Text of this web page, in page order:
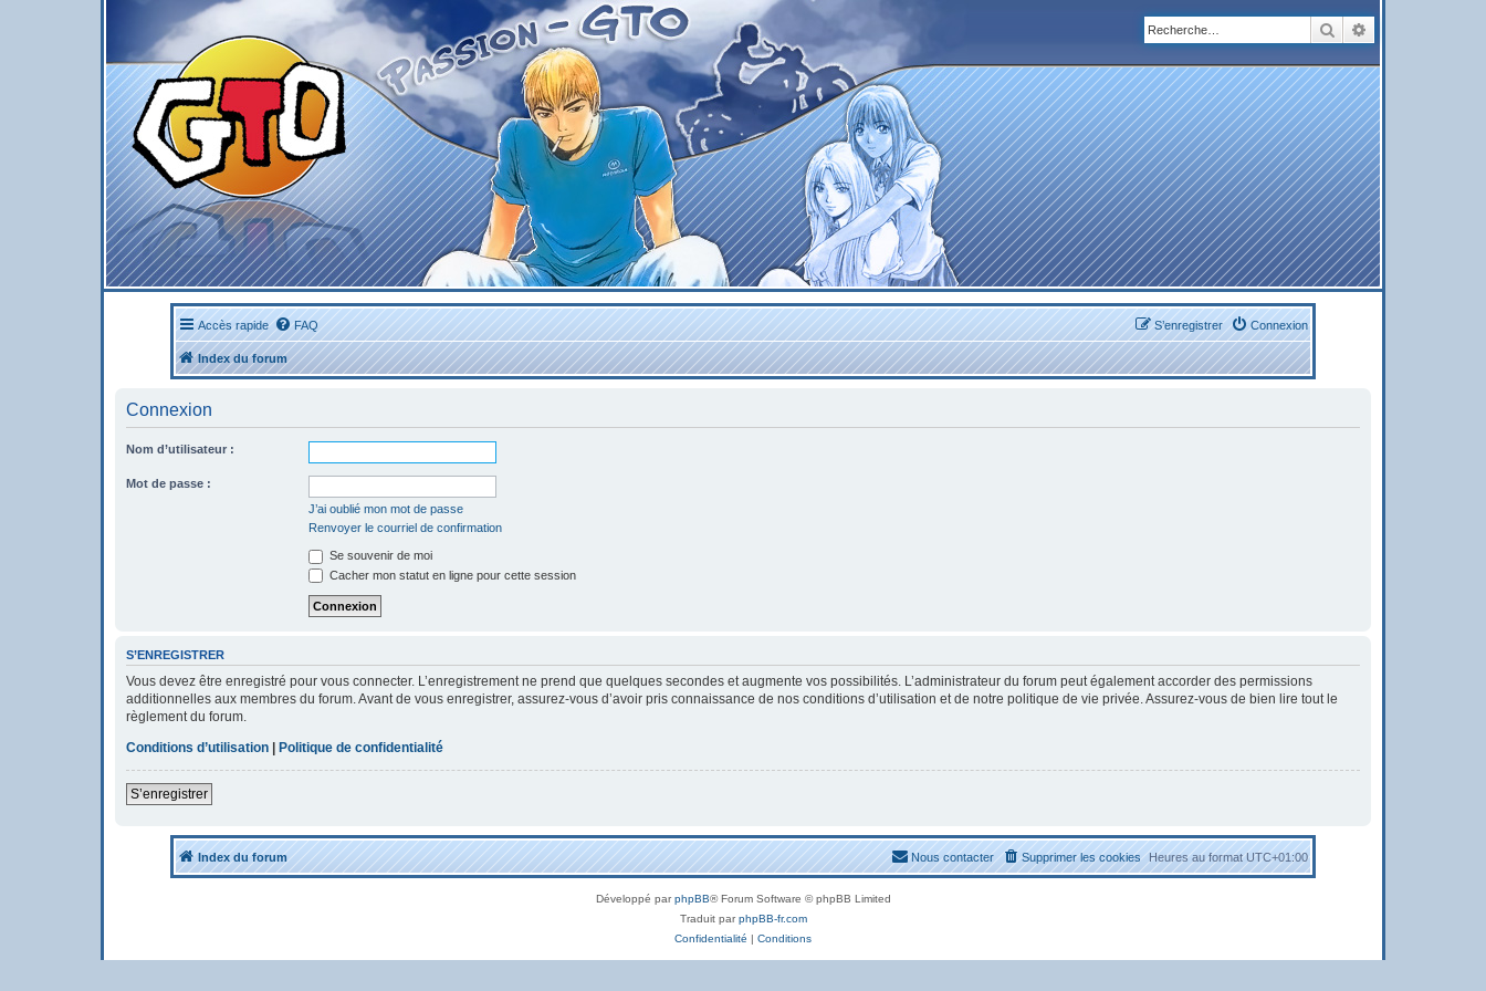
Rechercher
Accès rapide FAQ Connexion
S’enregistrer
Index du forum
Connexion
Nom d’utilisateur :
Mot de passe :
J’ai oublié mon mot de passe
Renvoyer le courriel de confirmation
Se souvenir de moi
Cacher mon statut en ligne pour cette session
S’ENREGISTRER
Vous devez être enregistré pour vous connecter. L’enregistrement ne prend que quelques secondes et augmente vos possibilités. L’administrateur du forum peut également accorder des permissions
additionnelles aux membres du forum. Avant de vous enregistrer, assurez-vous d’avoir pris connaissance de nos conditions d’utilisation et de notre politique de vie privée. Assurez-vous de bien lire tout le
règlement du forum.
Conditions d’utilisation | Politique de confidentialité
S’enregistrer
Index du forum Heures au formatUTC+01:00
Supprimer les cookies
Nous contacter
Développé parphpBB® Forum Software © phpBB Limited
Traduit parphpBB-fr.com
Confidentialité | Conditions